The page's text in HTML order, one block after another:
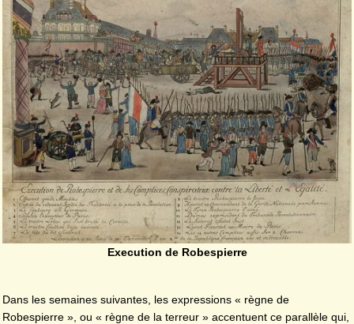
Execution de Robespierre
Dans les semaines suivantes, les expressions « règne de
Robespierre », ou « règne de la terreur » accentuent ce parallèle qui,